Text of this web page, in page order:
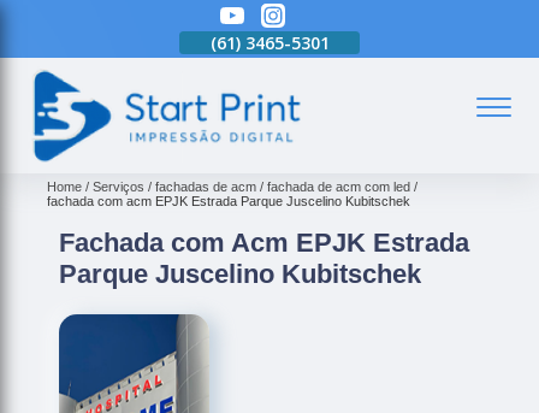
(61) 3465-5301
Home Serviços fachadas de acm
fachada de acm com led
fachada com acm EPJK Estrada Parque Juscelino Kubitschek
Fachada com Acm EPJK Estrada
Parque Juscelino Kubitschek